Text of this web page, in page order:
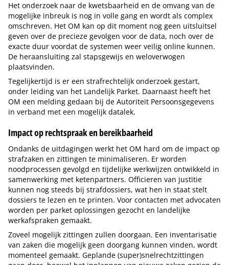
Het onderzoek naar de kwetsbaarheid en de omvang van de
mogelijke inbreuk is nog in volle gang en wordt als complex
omschreven. Het OM kan op dit moment nog geen uitsluitsel
geven over de precieze gevolgen voor de data, noch over de
exacte duur voordat de systemen weer veilig online kunnen.
De heraansluiting zal stapsgewijs en weloverwogen
plaatsvinden.
Tegelijkertijd is er een strafrechtelijk onderzoek gestart,
onder leiding van het Landelijk Parket. Daarnaast heeft het
OM een melding gedaan bij de Autoriteit Persoonsgegevens
in verband met een mogelijk datalek.
Impact op rechtspraak en bereikbaarheid
Ondanks de uitdagingen werkt het OM hard om de impact op
strafzaken en zittingen te minimaliseren. Er worden
noodprocessen gevolgd en tijdelijke werkwijzen ontwikkeld in
samenwerking met ketenpartners. Officieren van justitie
kunnen nog steeds bij strafdossiers, wat hen in staat stelt
dossiers te lezen en te printen. Voor contacten met advocaten
worden per parket oplossingen gezocht en landelijke
werkafspraken gemaakt.
Zoveel mogelijk zittingen zullen doorgaan. Een inventarisatie
van zaken die mogelijk geen doorgang kunnen vinden, wordt
momenteel gemaakt. Geplande (super)snelrechtzittingen